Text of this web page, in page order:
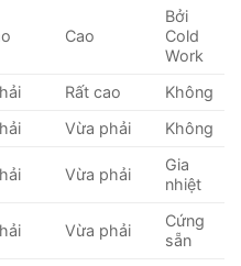
Cao
Bởi
Cold
Work
Rất cao
Không
Vừa phải Không
Vừa phải
Gia
nhiệt
Vừa phải
Cứng
sẵn